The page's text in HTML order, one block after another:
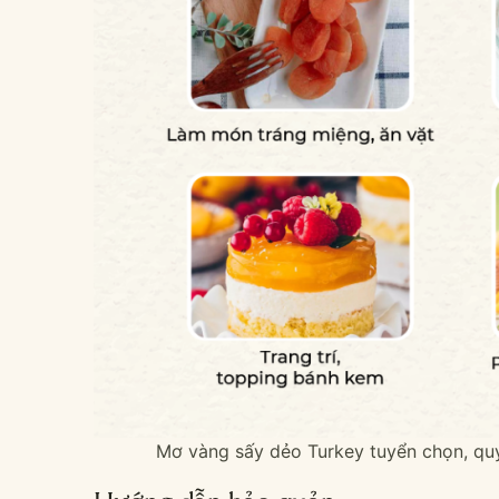
Mơ vàng sấy dẻo Turkey tuyển chọn,